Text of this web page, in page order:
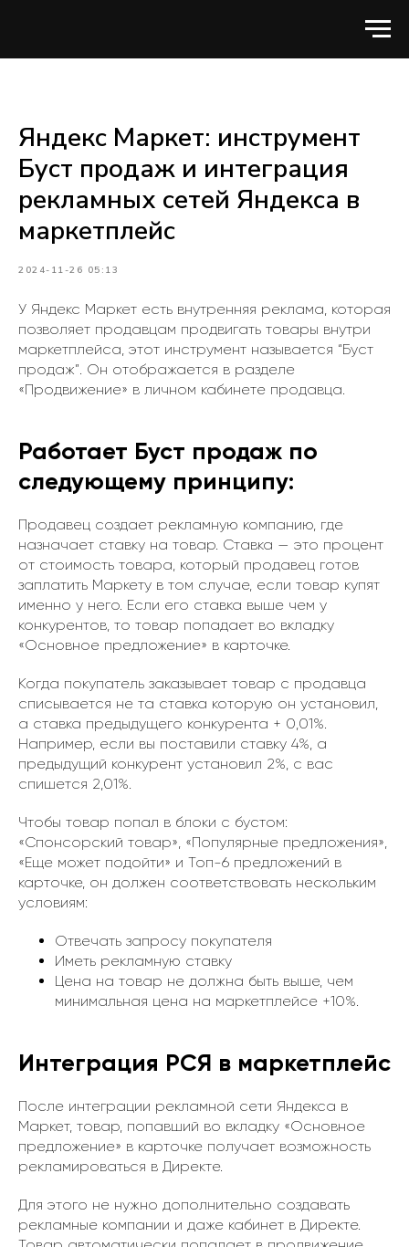
Яндекс Маркет: инструмент
Буст продаж и интеграция
рекламных сетей Яндекса в
маркетплейс
2024-11-26 05:13
У Яндекс Маркет есть внутренняя реклама, которая
позволяет продавцам продвигать товары внутри
маркетплейса, этот инструмент называется “Буст
продаж”. Он отображается в разделе
«Продвижение» в личном кабинете продавца.
Работает Буст продаж по
следующему принципу:
Продавец создает рекламную компанию, где
назначает ставку на товар. Ставка — это процент
от стоимость товара, который продавец готов
заплатить Маркету в том случае, если товар купят
именно у него. Если его ставка выше чем у
конкурентов, то товар попадает во вкладку
«Основное предложение» в карточке.
Когда покупатель заказывает товар с продавца
списывается не та ставка которую он установил,
а ставка предыдущего конкурента + 0,01%.
Например, если вы поставили ставку 4%, а
предыдущий конкурент установил 2%, с вас
спишется 2,01%.
Чтобы товар попал в блоки с бустом:
«Спонсорский товар», «Популярные предложения»,
«Еще может подойти» и Топ-6 предложений в
карточке, он должен соответствовать нескольким
условиям:
Отвечать запросу покупателя
Иметь рекламную ставку
Цена на товар не должна быть выше, чем
минимальная цена на маркетплейсе +10%.
Интеграция РСЯ в маркетплейс
После интеграции рекламной сети Яндекса в
Маркет, товар, попавший во вкладку «Основное
предложение» в карточке получает возможность
рекламироваться в Директе.
Для этого не нужно дополнительно создавать
рекламные компании и даже кабинет в Директе.